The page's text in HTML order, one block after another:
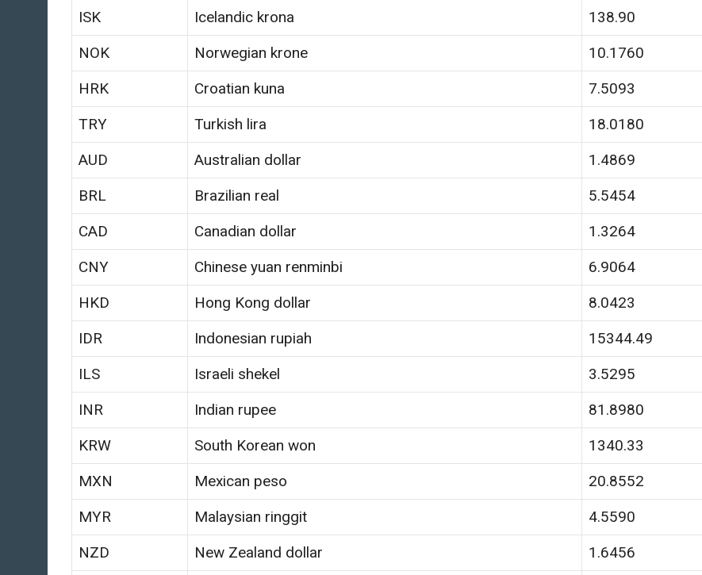
ISK
Icelandic krona
138.90
NOK
Norwegian krone
10.1760
HRK
Croatian kuna
7.5093
TRY
Turkish lira
18.0180
AUD
Australian dollar
1.4869
BRL
Brazilian real
5.5454
CAD
Canadian dollar
1.3264
CNY
Chinese yuan renminbi
6.9064
HKD
Hong Kong dollar
8.0423
IDR
Indonesian rupiah
15344.49
ILS
Israeli shekel
3.5295
INR
Indian rupee
81.8980
KRW
South Korean won
1340.33
MXN
Mexican peso
20.8552
MYR
Malaysian ringgit
4.5590
NZD
New Zealand dollar
1.6456